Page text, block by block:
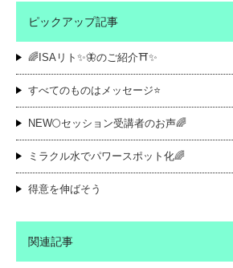
ピックアップ記事
🌈ISAリト✨🦋のご紹介⛩️✨
すべてのものはメッセージ⭐️
NEW🌕セッション受講者のお声🌈
ミラクル水でパワースポット化🌈
得意を伸ばそう
関連記事